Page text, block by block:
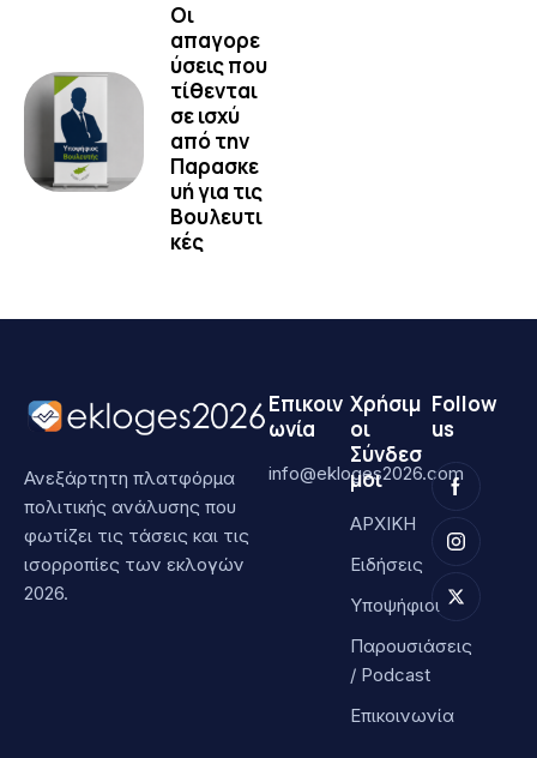
Οι
απαγορε
ύσεις που
τίθενται
σε ισχύ
από την
Παρασκε
υή για τις
Βουλευτι
κές
Ανεξάρτητη πλατφόρμα
πολιτικής ανάλυσης που
φωτίζει τις τάσεις και τις
ισορροπίες των εκλογών
2026.
Επικοιν
ωνία
info@ekloges2026.com
Χρήσιμ
οι
Σύνδεσ
μοι
ΑΡΧΙΚΗ
Ειδήσεις
Υποψήφιοι
Παρουσιάσεις
/ Podcast
Επικοινωνία
Follow
us